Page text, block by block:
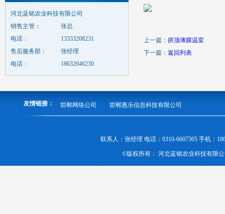
河北蓝铭农业科技有限公司
销售主管：
张总
电话：
13333208231
售后服务部：
张经理
电话：
18632046230
上一篇： 拱顶薄膜温室
下一篇： 返回列表
友情链接： 邯郸网络公司 邯郸惠乐信息科技有限公司
联系人：张经理 电话：0310-6607505 手机：
©版权所有： 河北蓝铭农业科技有限